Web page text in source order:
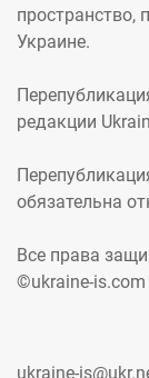
пространство,
Украине.
редакции
обязательна
Все права
©ukraine-is.com
ukraine-